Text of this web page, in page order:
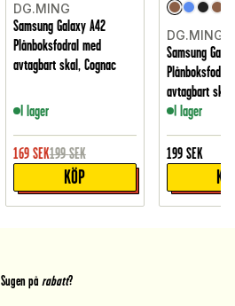
DG.MING
Samsung Galaxy A42
Plånboksfodral med
avtagbart skal, Cognac
I lager
169 SEK199 SEK
KÖP
DG.MING
Samsung
avtagbart
I lager
199 SEK
Sugen på rabatt?